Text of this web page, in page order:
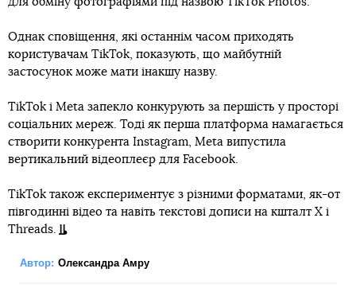
Однак сповіщення, які останнім часом приходять
користувачам TikTok, показують, що майбутній
застосунок може мати інакшу назву.
TikTok і Meta запекло конкурують за першість у просторі
соціальних мереж. Тоді як перша платформа намагається
створити конкурента Instagram, Meta випустила
вертикальний відеоплеєр для Facebook.
TikTok також експериментує з різними форматами, як-от
півгодинні відео та навіть текстові дописи на кшталт X і
Threads.
Автор: Олександра Амру